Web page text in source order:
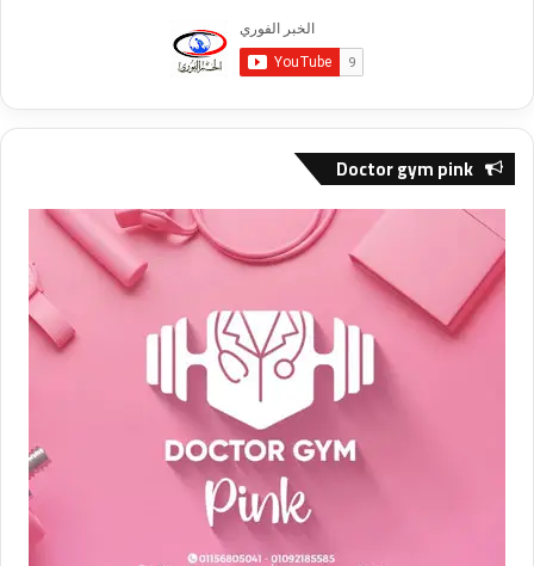
Doctor gym pink